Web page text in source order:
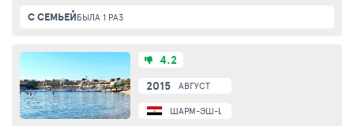
С СЕМЬЕЙБЫЛА 1 РАЗ
2015 АВГУСТ
ШАРМ-ЭШ-ШЕЙХ
4.2